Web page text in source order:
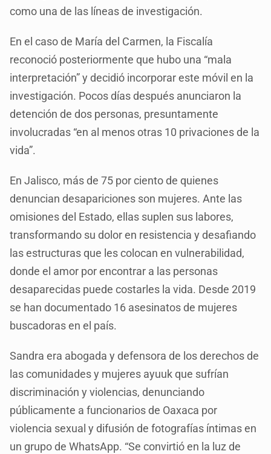
como una de las líneas de investigación.
En el caso de María del Carmen, la Fiscalía
reconoció posteriormente que hubo una “mala
interpretación” y decidió incorporar este móvil en la
investigación. Pocos días después anunciaron la
detención de dos personas, presuntamente
involucradas “en al menos otras 10 privaciones de la
vida”.
En Jalisco, más de 75 por ciento de quienes
denuncian desapariciones son mujeres. Ante las
omisiones del Estado, ellas suplen sus labores,
transformando su dolor en resistencia y desafiando
las estructuras que les colocan en vulnerabilidad,
donde el amor por encontrar a las personas
desaparecidas puede costarles la vida. Desde 2019
se han documentado 16 asesinatos de mujeres
buscadoras en el país.
Sandra era abogada y defensora de los derechos de
las comunidades y mujeres ayuuk que sufrían
discriminación y violencias, denunciando
públicamente a funcionarios de Oaxaca por
violencia sexual y difusión de fotografías íntimas en
un grupo de WhatsApp. “Se convirtió en la luz de